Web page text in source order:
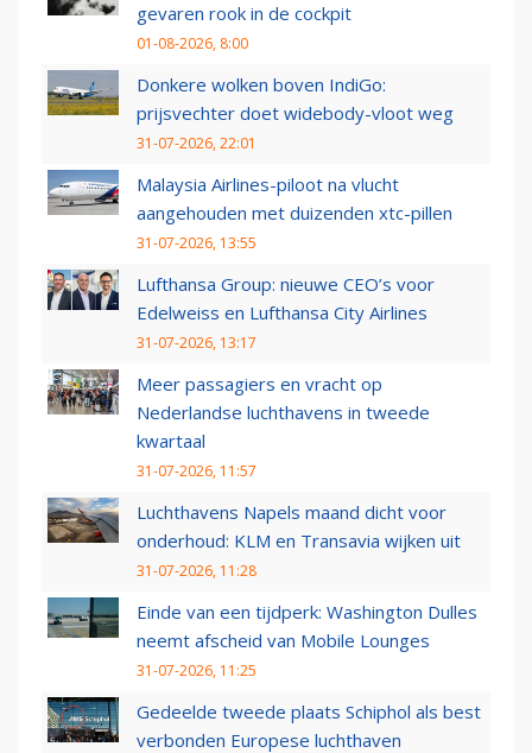
gevaren rook in de cockpit
01-08-2026, 8:00
Donkere wolken boven IndiGo:
prijsvechter doet widebody-vloot weg
31-07-2026, 22:01
Malaysia Airlines-piloot na vlucht
aangehouden met duizenden xtc-pillen
31-07-2026, 13:55
Lufthansa Group: nieuwe CEO’s voor
Edelweiss en Lufthansa City Airlines
31-07-2026, 13:17
Meer passagiers en vracht op
Nederlandse luchthavens in tweede
kwartaal
31-07-2026, 11:57
Luchthavens Napels maand dicht voor
onderhoud: KLM en Transavia wijken uit
31-07-2026, 11:28
Einde van een tijdperk: Washington Dulles
neemt afscheid van Mobile Lounges
31-07-2026, 11:25
Gedeelde tweede plaats Schiphol als best
verbonden Europese luchthaven